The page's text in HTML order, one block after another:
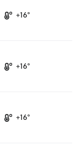
+16°
+16°
+16°